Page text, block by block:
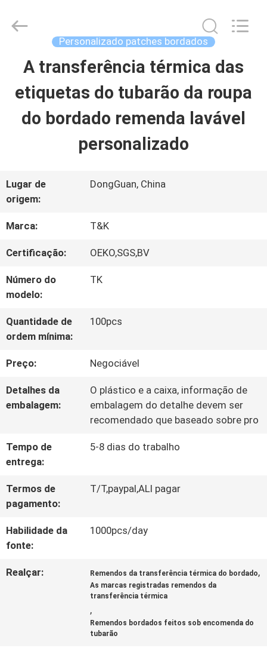
CASA
PRODUTOS
SOMOS
FÁBRICA
DE
QUALIDADE
FALE
CONOSCO
TODOS
OS
CASOS
VR
T&K
Reserved.
Personalizado patches bordados
A transferência térmica das
etiquetas do tubarão da roupa
do bordado remenda lavável
personalizado
Lugar de
origem:
DongGuan, China
Marca: T&K
Certificação: OEKO,SGS,BV
Número do
modelo:
TK
Quantidade de
ordem mínima:
100pcs
Preço: Negociável
Detalhes da
embalagem:
O plástico e a caixa, informação de
embalagem do detalhe devem ser
recomendado que baseado sobre pro
Tempo de
entrega:
5-8 dias do trabalho
Termos de
pagamento:
T/T,paypal,ALI pagar
Habilidade da
fonte:
1000pcs/day
Realçar: Remendos da transferência térmica do bordado,
As marcas registradas remendos da
transferência térmica
,
Remendos bordados feitos sob encomenda do
tubarão